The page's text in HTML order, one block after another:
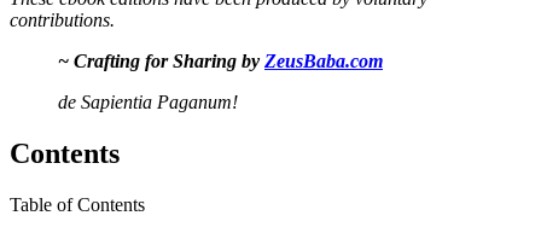
contributions.
~ Crafting for Sharing by ZeusBaba.com
de Sapientia Paganum!
Contents
Table of Contents